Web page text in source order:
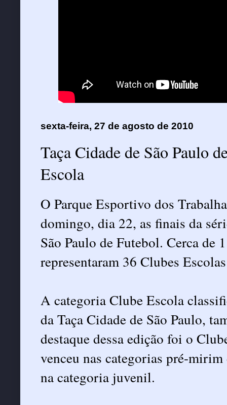
sexta-feira, 27 de agosto de 2010
Taça Cidade de São Paulo
Escola
O Parque Esportivo dos
domingo, dia 22, as finais da
São Paulo de Futebol. Cerca de
representaram 36 Clubes
A categoria Clube Escola
da Taça Cidade de São Paulo,
destaque dessa edição foi o
venceu nas categorias pré-
na categoria juvenil.